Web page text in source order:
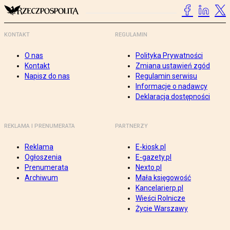
KONTAKT
O nas
Kontakt
Napisz do nas
REGULAMIN
Polityka Prywatności
Zmiana ustawień zgód
Regulamin serwisu
Informacje o nadawcy
Deklaracja dostępności
REKLAMA I PRENUMERATA
Reklama
Ogłoszenia
Prenumerata
Archiwum
PARTNERZY
E-kiosk.pl
E-gazety.pl
Nexto.pl
Mała księgowość
Kancelarierp.pl
Wieści Rolnicze
Życie Warszawy